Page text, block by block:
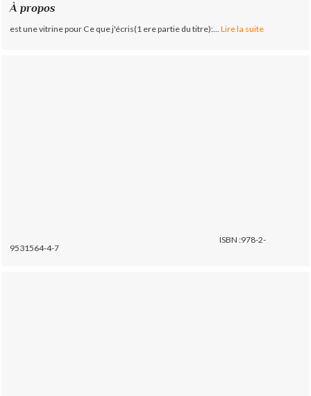
À propos
est une vitrine pour Ce que j'écris(1 ere partie du titre):... Lire la suite
ISBN :978-2-
9531564-4-7